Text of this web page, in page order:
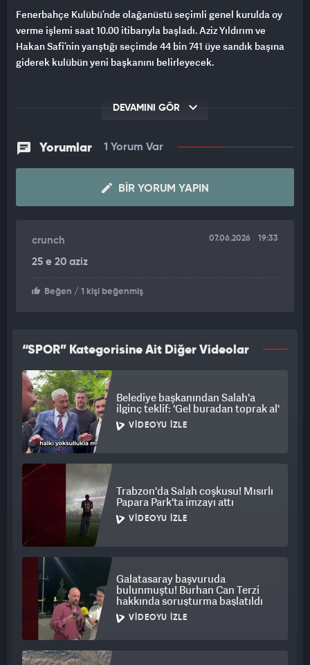
Fenerbahçe Kulübü’nde olağanüstü seçimli genel kurulda oy
verme işlemi saat 10.00 itibarıyla başladı. Aziz Yıldırım ve
Hakan Safi’nin yarıştığı seçimde 44 bin 741 üye sandık başına
giderek kulübün yeni başkanını belirleyecek.
DEVAMINI GÖR
Yorumlar 1 Yorum Var
BIR YORUM YAPIN
crunch 07.06.2026 19:33
25 e 20 aziz
Beğen / 1 kişi beğenmiş
“SPOR” Kategorisine Ait Diğer Videolar
Belediye başkanından Salah'a
ilginç teklif: 'Gel buradan toprak al'
VIDEOYU İZLE
Trabzon'da Salah coşkusu! Mısırlı
Papara Park'ta imzayı attı
VIDEOYU İZLE
Galatasaray başvuruda
bulunmuştu! Burhan Can Terzi
hakkında soruşturma başlatıldı
VIDEOYU İZLE